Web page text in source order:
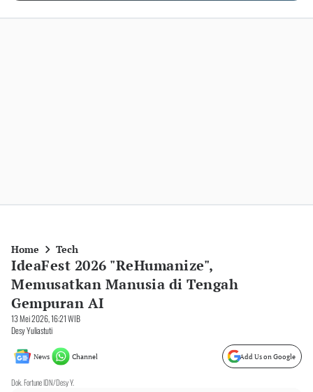
Home Tech
IdeaFest 2026 "ReHumanize",
Memusatkan Manusia di Tengah
Gempuran AI
13 Mei 2026, 16:21 WIB
Desy Yuliastuti
News Channel Add Us on Google
Dok. Fortune IDN/Desy Y.